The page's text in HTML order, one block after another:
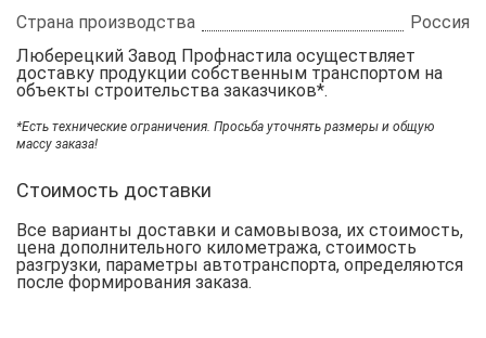
Страна производства
Россия
Люберецкий Завод Профнастила осуществляет
доставку продукции собственным транспортом на
объекты строительства заказчиков*.
*Есть технические ограничения. Просьба уточнять размеры и общую
массу заказа!
Стоимость доставки
Все варианты доставки и самовывоза, их стоимость,
цена дополнительного километража, стоимость
разгрузки, параметры автотранспорта, определяются
после формирования заказа.